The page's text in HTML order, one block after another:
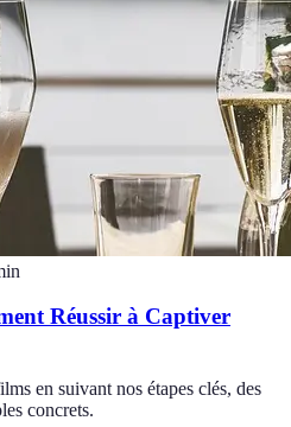
Réussir à Captiver
en suivant nos étapes clés, des
concrets.